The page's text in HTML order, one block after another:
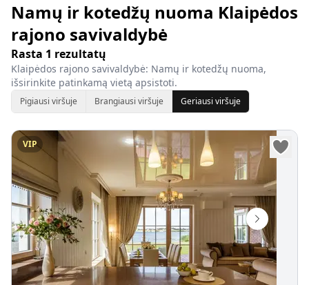
Namų ir kotedžų nuoma Klaipėdos
rajono savivaldybė
Rasta 1 rezultatų
Klaipėdos rajono savivaldybė: Namų ir kotedžų nuoma,
išsirinkite patinkamą vietą apsistoti.
Pigiausi viršuje Brangiausi viršuje Geriausi viršuje
VIP